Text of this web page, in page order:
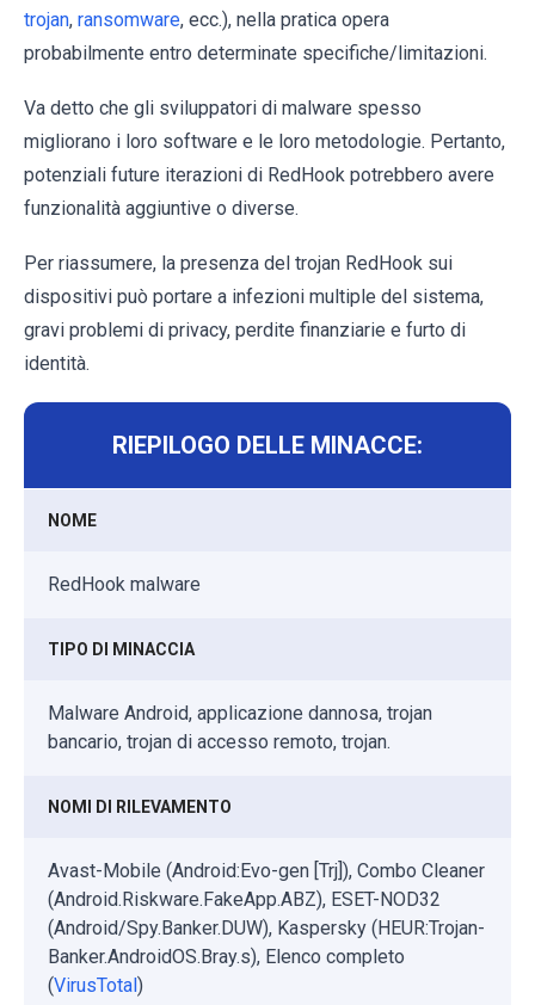
trojan, ransomware, ecc.), nella pratica opera
probabilmente entro determinate specifiche/limitazioni.
Va detto che gli sviluppatori di malware spesso
migliorano i loro software e le loro metodologie. Pertanto,
potenziali future iterazioni di RedHook potrebbero avere
funzionalità aggiuntive o diverse.
Per riassumere, la presenza del trojan RedHook sui
dispositivi può portare a infezioni multiple del sistema,
gravi problemi di privacy, perdite finanziarie e furto di
identità.
RIEPILOGO DELLE MINACCE:
NOME
RedHook malware
TIPO DI MINACCIA
Malware Android, applicazione dannosa, trojan
bancario, trojan di accesso remoto, trojan.
NOMI DI RILEVAMENTO
Avast-Mobile (Android:Evo-gen [Trj]), Combo Cleaner
(Android.Riskware.FakeApp.ABZ), ESET-NOD32
(Android/Spy.Banker.DUW), Kaspersky (HEUR:Trojan-
Banker.AndroidOS.Bray.s), Elenco completo
(VirusTotal)